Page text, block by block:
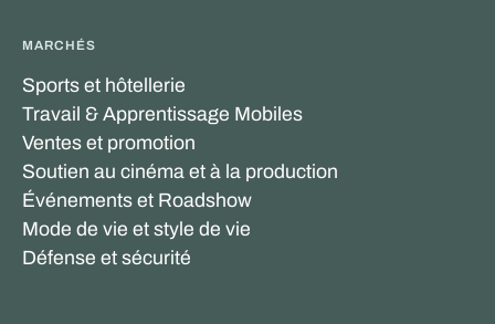
MARCHÉS
Sports et hôtellerie
Travail & Apprentissage Mobiles
Ventes et promotion
Soutien au cinéma et à la production
Événements et Roadshow
Mode de vie et style de vie
Défense et sécurité